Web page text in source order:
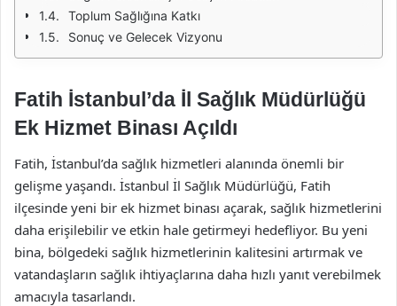
Toplum Sağlığına Katkı
Sonuç ve Gelecek Vizyonu
Fatih İstanbul’da İl Sağlık Müdürlüğü
Ek Hizmet Binası Açıldı
Fatih, İstanbul’da sağlık hizmetleri alanında önemli bir
gelişme yaşandı. İstanbul İl Sağlık Müdürlüğü, Fatih
ilçesinde yeni bir ek hizmet binası açarak, sağlık hizmetlerini
daha erişilebilir ve etkin hale getirmeyi hedefliyor. Bu yeni
bina, bölgedeki sağlık hizmetlerinin kalitesini artırmak ve
vatandaşların sağlık ihtiyaçlarına daha hızlı yanıt verebilmek
amacıyla tasarlandı.